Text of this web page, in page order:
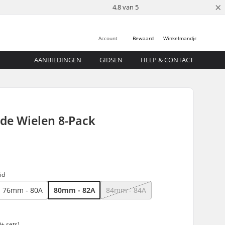
4.8 van 5 ×
Winkelmandje
Bewaard
Account
AANBIEDINGEN GIDSEN HELP & CONTACT
Wielen 8-Pack
76mm - 80A 80mm - 82A 84mm - 84A